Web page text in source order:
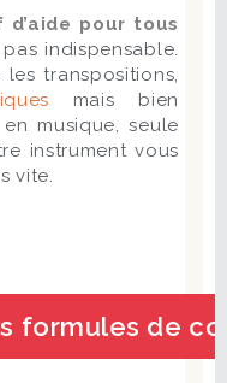
pour tous
pas indispensable.
transpositions,
mais bien
musique, seule
instrument vous
vite.